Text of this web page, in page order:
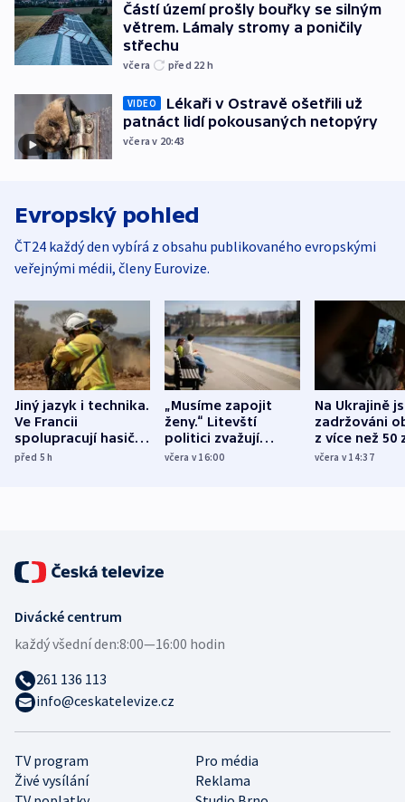
Částí území prošly bouřky se silným
větrem. Lámaly stromy a poničily
střechu
včera před 22 h
VIDEO
Lékaři v Ostravě ošetřili už
patnáct lidí pokousaných netopýry
včera v 20:43
Evropský pohled
ČT24 každý den vybírá z obsahu publikovaného evropskými
veřejnými médii, členy Eurovize.
Jiný jazyk i technika.
Ve Francii
spolupracují hasiči z
různých zemí
před 5h
„Musíme zapojit
ženy.“ Litevští
politici zvažují
dohodu o
včera v 16:00
Na Ukrajině
zadržováni
z více než 50
Bojovali na
včera v 14:37
TV program
Pro média
Živé vysílání
Reklama
Divácké centrum
každý všední den:8:00—16:00 hodin
261 136 113
info@ceskatelevize.cz